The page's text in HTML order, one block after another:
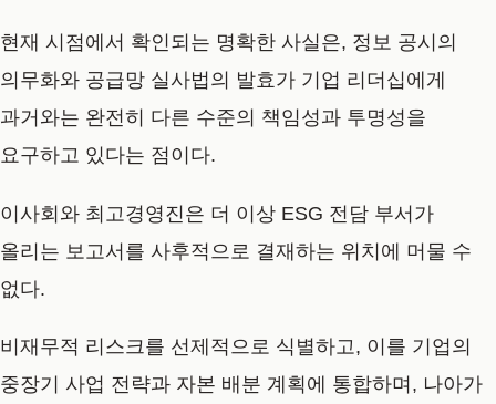
현재 시점에서 확인되는 명확한 사실은, 정보 공시의
의무화와 공급망 실사법의 발효가 기업 리더십에게
과거와는 완전히 다른 수준의 책임성과 투명성을
요구하고 있다는 점이다.
이사회와 최고경영진은 더 이상 ESG 전담 부서가
올리는 보고서를 사후적으로 결재하는 위치에 머물 수
없다.
비재무적 리스크를 선제적으로 식별하고, 이를 기업의
중장기 사업 전략과 자본 배분 계획에 통합하며, 나아가